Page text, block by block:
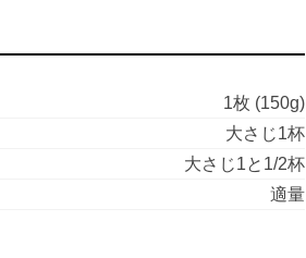
1枚 (150g)
大さじ1杯
大さじ1と1/2杯
適量